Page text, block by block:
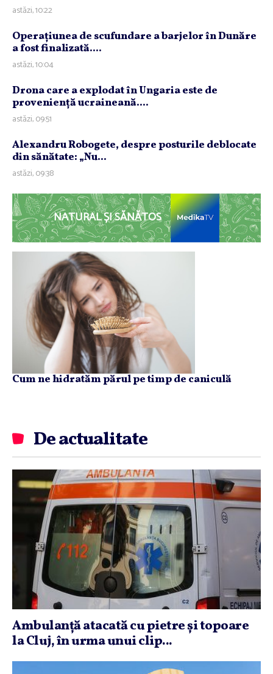
astăzi, 10:22
Operaţiunea de scufundare a barjelor în Dunăre
a fost finalizată....
astăzi, 10:04
Drona care a explodat în Ungaria este de
provenienţă ucraineană....
astăzi, 09:51
Alexandru Robogete, despre posturile deblocate
din sănătate: „Nu...
astăzi, 09:38
NATURAL ȘI SĂNĂTOS
Cum ne hidratăm părul pe timp de caniculă
De actualitate
Ambulanţă atacată cu pietre şi topoare
la Cluj, în urma unui clip...